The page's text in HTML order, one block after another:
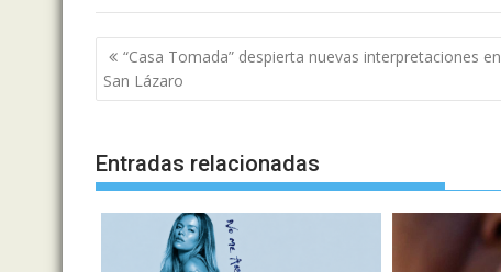
Navegación
de
entradas
“Casa Tomada” despierta nuevas interpretaciones en
San Lázaro
Entradas relacionadas